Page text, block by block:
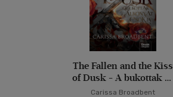
The Fallen and the Kiss
of Dusk - A bukottak és
az alkonyat csókja
Carissa Broadbent